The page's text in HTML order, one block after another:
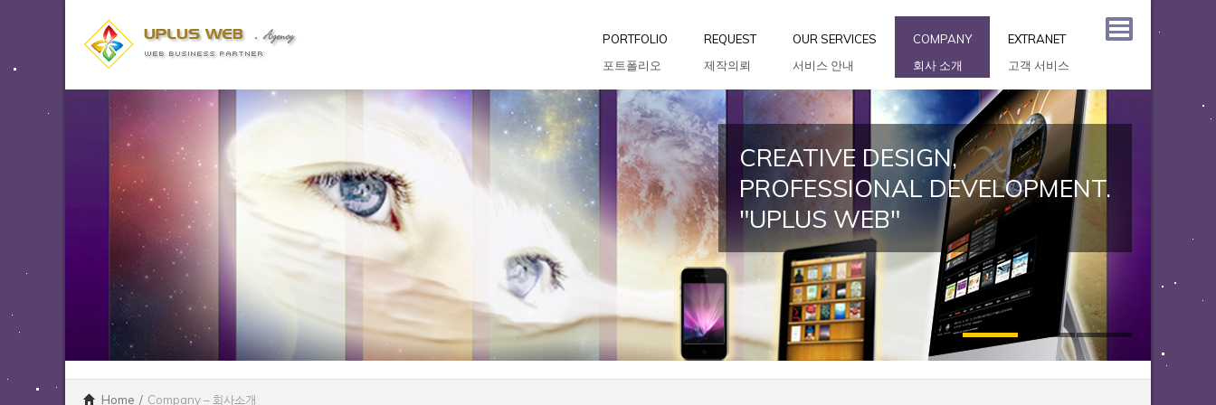
PORTFOLIO
포트폴리오
REQUEST
제작의뢰
OUR SERVICES
서비스 안내
COMPANY
회사 소개
EXTRANET
고객 서비스
CREATIVE DESIGN,
PROFESSIONAL DEVELOPMENT.
"UPLUS WEB"
Home / Company – 회사소개